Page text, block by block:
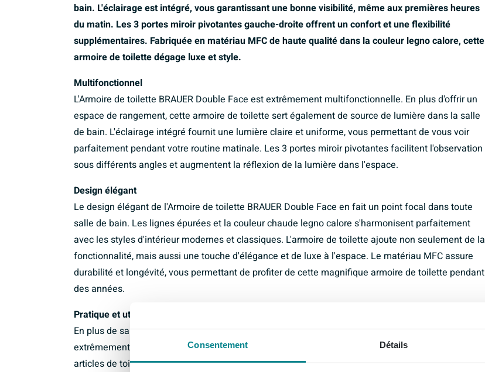
Consentement Détails
bain. L'éclairage est intégré, vous garantissant une bonne visibilité, même aux premières heures
du matin. Les 3 portes miroir pivotantes gauche-droite offrent un confort et une flexibilité
supplémentaires. Fabriquée en matériau MFC de haute qualité dans la couleur legno calore, cette
armoire de toilette dégage luxe et style.
Multifonctionnel
L'Armoire de toilette BRAUER Double Face est extrêmement multifonctionnelle. En plus d'offrir un
espace de rangement, cette armoire de toilette sert également de source de lumière dans la salle
de bain. L'éclairage intégré fournit une lumière claire et uniforme, vous permettant de vous voir
parfaitement pendant votre routine matinale. Les 3 portes miroir pivotantes facilitent l'observation
sous différents angles et augmentent la réflexion de la lumière dans l'espace.
Design élégant
Le design élégant de l'Armoire de toilette BRAUER Double Face en fait un point focal dans toute
salle de bain. Les lignes épurées et la couleur chaude legno calore s'harmonisent parfaitement
avec les styles d'intérieur modernes et classiques. L'armoire de toilette ajoute non seulement de la
fonctionnalité, mais aussi une touche d'élégance et de luxe à l'espace. Le matériau MFC assure
durabilité et longévité, vous permettant de profiter de cette magnifique armoire de toilette pendant
des années.
Pratique et utile
En plus de sa valeur esthétique, l'Armoire de toilette BRAUER Double Face est également
extrêmement pratique et facile à utiliser. L'espace de rangement spacieux peut accueillir tous vos
articles de toilette et garde la salle de bain organisée et rangée. L'éclairage intégré offre une clarté